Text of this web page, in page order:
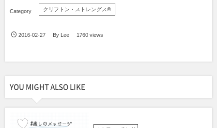
クリフトン・ストレングス®
2016-02-27 By Lee 1760 views
YOU MIGHT ALSO LIKE